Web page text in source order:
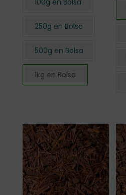
100g en Bolsa
250g en Bolsa
500g en Bolsa
1kg en Bolsa